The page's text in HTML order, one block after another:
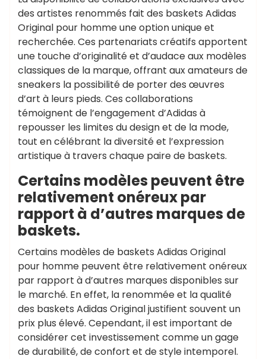
des artistes renommés fait des baskets Adidas
Original pour homme une option unique et
recherchée. Ces partenariats créatifs apportent
une touche d’originalité et d’audace aux modèles
classiques de la marque, offrant aux amateurs de
sneakers la possibilité de porter des œuvres
d’art à leurs pieds. Ces collaborations
témoignent de l’engagement d’Adidas à
repousser les limites du design et de la mode,
tout en célébrant la diversité et l’expression
artistique à travers chaque paire de baskets.
Certains modèles peuvent être
relativement onéreux par
rapport à d’autres marques de
baskets.
Certains modèles de baskets Adidas Original
pour homme peuvent être relativement onéreux
par rapport à d’autres marques disponibles sur
le marché. En effet, la renommée et la qualité
des baskets Adidas Original justifient souvent un
prix plus élevé. Cependant, il est important de
considérer cet investissement comme un gage
de durabilité, de confort et de style intemporel.